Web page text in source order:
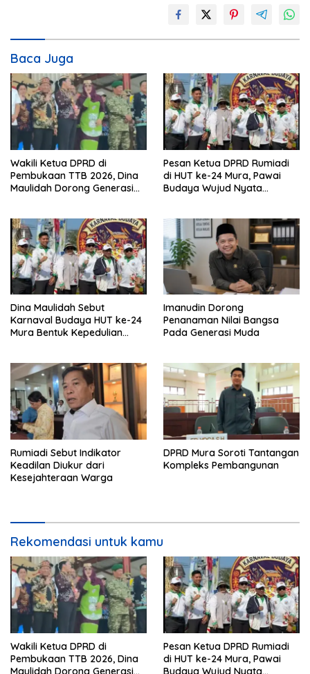
Baca Juga
Wakili Ketua DPRD di
Pembukaan TTB 2026, Dina
Maulidah Dorong Generasi
Pesan Ketua DPRD Rumiadi
di HUT ke-24 Mura, Pawai
Budaya Wujud Nyata
Dina Maulidah Sebut
Karnaval Budaya HUT ke-24
Mura Bentuk Kepedulian
Imanudin Dorong
Penanaman Nilai Bangsa
Pada Generasi Muda
Rumiadi Sebut Indikator
Keadilan Diukur dari
Kesejahteraan Warga
DPRD Mura Soroti Tantangan
Kompleks Pembangunan
Rekomendasi untuk kamu
Wakili Ketua DPRD di
Pembukaan TTB 2026, Dina
Maulidah Dorong Generasi
Pesan Ketua DPRD Rumiadi
di HUT ke-24 Mura, Pawai
Budaya Wujud Nyata